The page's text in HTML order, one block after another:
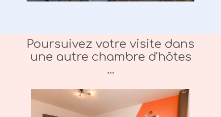
Poursuivez votre visite dans
une autre chambre d'hôtes
...